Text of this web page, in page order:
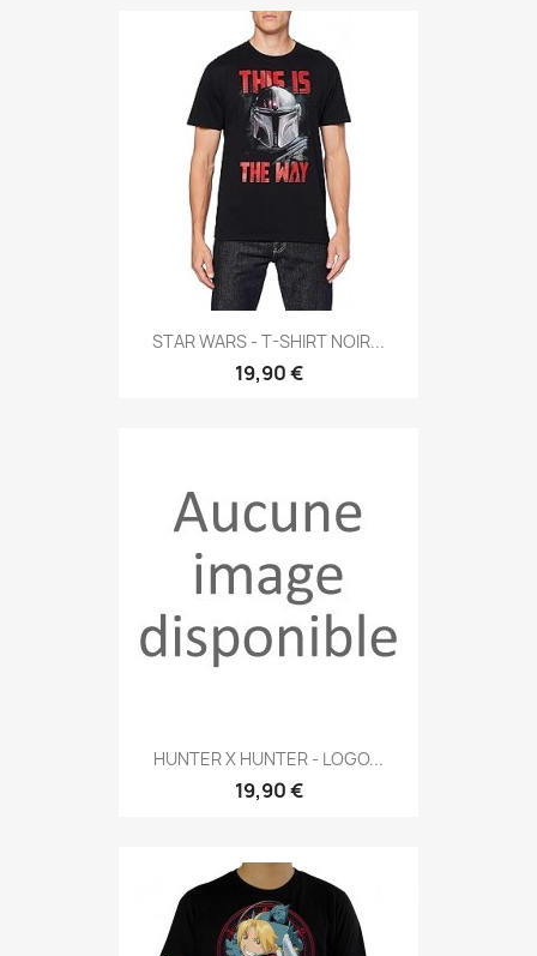
STAR WARS - T-SHIRT NOIR...
19,90 €
HUNTER X HUNTER - LOGO...
19,90 €